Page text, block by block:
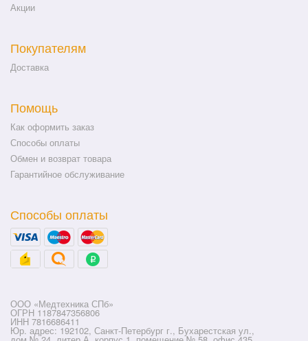
Акции
Покупателям
Доставка
Помощь
Как оформить заказ
Способы оплаты
Обмен и возврат товара
Гарантийное обслуживание
Способы оплаты
ООО «Медтехника СПб»
ОГРН 1187847356806
ИНН 7816686411
Юр. адрес: 192102, Санкт-Петербург г., Бухарестская ул.,